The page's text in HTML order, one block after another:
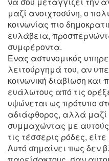
μαζί ανοιχτοσύνη, ο
κοινωνίας πιο
ευλάβεια,
συμφέροντα.
Ένας αστυνομικός
λειτούργημά του, αν
κοινωνική διαβίωση
ευάλωτους από τις
υψώνεται ως πρότυπο
αδιάφθορος, αλλά μαζί
συμμαχώντας με αυτούς
τις τέσσερις ρόδες,
Αυτό σημαίνει πως δεν